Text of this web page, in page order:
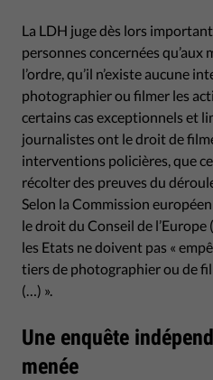
La LDH juge dès lors
personnes concernées qu’aux
l’ordre, qu’il n’existe aucune
photographier ou filmer les
certains cas exceptionnels et
journalistes ont le droit de
interventions policières, que
récolter des preuves du
Selon la Commission
le droit du Conseil de l’Europe
les Etats ne doivent pas «
tiers de photographier ou de
(…) ».
Une enquête
menée